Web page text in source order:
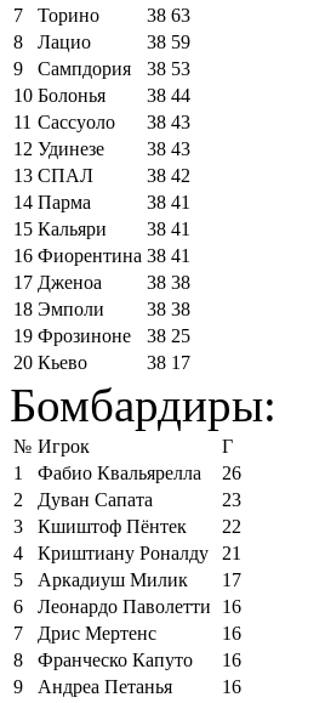
7
Торино 38 63
8
Лацио 38 59
9
Сампдория 38 53
10 Болонья 38 44
11 Сассуоло 38 43
12 Удинезе 38 43
13 СПАЛ 38 42
14 Парма 38 41
15 Кальяри 38 41
16 Фиорентина 38 41
17 Дженоа 38 38
18 Эмполи 38 38
19 Фрозиноне 38 25
20 Кьево 38 17
Бомбардиры:
№ Игрок
Г
1
Фабио Квальярелла
26
2
Дуван Сапата
23
3
Кшиштоф Пёнтек
22
4
Криштиану Роналду
21
5
Аркадиуш Милик
17
6
Леонардо Паволетти
16
7
Дрис Мертенс
16
8
Франческо Капуто
16
9
Андреа Петанья
16